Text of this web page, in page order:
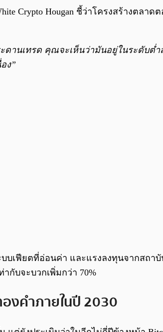
Crypto Hougan ชี้ว่าโครงสร้างตลาด
ดานเทรด คุณจะเห็นว่ามันอยู่ในระดับ
ง”
บบเฟียตที่อ่อนค่า และแรงลงทุนจากสถ
ากับจะบวกเพิ่มกว่า 70%
งคำภายในปี 2030